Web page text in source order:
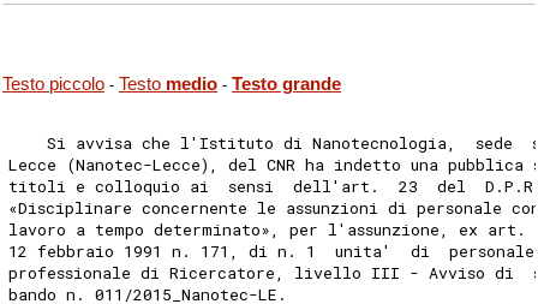
Testo piccolo - Testo medio - Testo grande
Si avvisa che l'Istituto di Nanotecnologia,  sede
Lecce (Nanotec-Lecce), del CNR ha indetto una
titoli e colloquio ai  sensi  dell'art.  23  del
«Disciplinare concernente le assunzioni di personale
lavoro a tempo determinato», per l'assunzione, ex art.
12 febbraio 1991 n. 171, di n. 1  unita'  di
professionale di Ricercatore, livello III - Avviso di
bando n. 011/2015_Nanotec-LE.